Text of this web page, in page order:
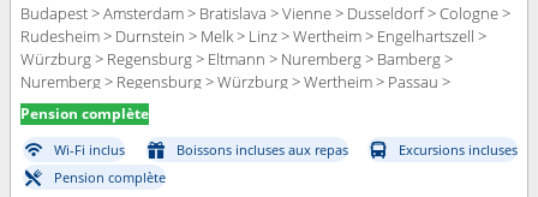
Budapest > Amsterdam > Bratislava > Vienne > Dusseldorf > Cologne >
Rudesheim > Durnstein > Melk > Linz > Wertheim > Engelhartszell >
Würzburg > Regensburg > Eltmann > Nuremberg > Bamberg >
Nuremberg > Regensburg > Würzburg > Wertheim > Passau >
Freudenberg > Rudesheim > Melk > Vienne > Lahnstein > Vienne >
Cologne > Budapest > Amsterdam > Budapest > Amsterdam
Pension complète
Wi-Fi inclus Boissons incluses aux repas
Excursions incluses
Pension complète